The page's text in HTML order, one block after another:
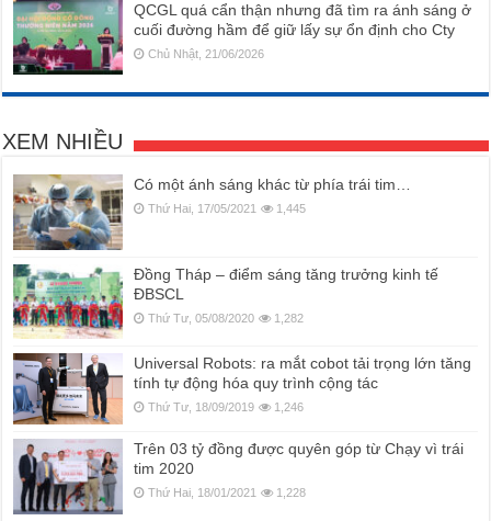
QCGL quá cẩn thận nhưng đã tìm ra ánh sáng ở
cuối đường hầm để giữ lấy sự ổn định cho Cty
Chủ Nhật, 21/06/2026
XEM NHIỀU
Có một ánh sáng khác từ phía trái tim…
Thứ Hai, 17/05/2021 1,445
Đồng Tháp – điểm sáng tăng trưởng kinh tế
ĐBSCL
Thứ Tư, 05/08/2020 1,282
Universal Robots: ra mắt cobot tải trọng lớn tăng
tính tự động hóa quy trình cộng tác
Thứ Tư, 18/09/2019 1,246
Trên 03 tỷ đồng được quyên góp từ Chạy vì trái
tim 2020
Thứ Hai, 18/01/2021 1,228